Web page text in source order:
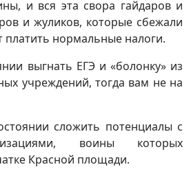
и вся эта свора гайдаров и
и жуликов, которые сбежали
платить нормальные налоги.
выгнать ЕГЭ и «болонку» из
учреждений, тогда вам не на
сложить потенциалы с
воины которых
Красной площади.